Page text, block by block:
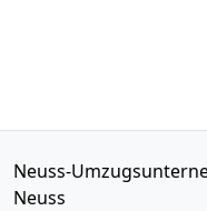
Neuss-
Neuss